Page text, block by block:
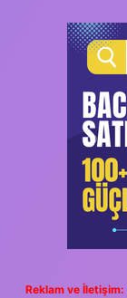
Reklam ve İletişim: